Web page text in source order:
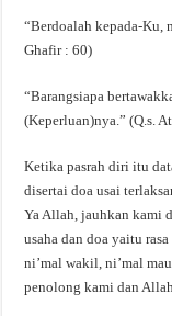
“Berdoalah kepada-Ku,
Ghafir : 60)
“Barangsiapa
(Keperluan)nya.” (Q.s.
Ketika pasrah diri itu
disertai doa usai
Ya Allah, jauhkan kami
usaha dan doa yaitu
ni’mal wakil, ni’mal
penolong kami dan